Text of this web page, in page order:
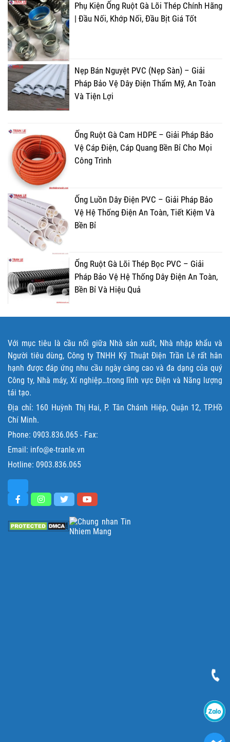
Phụ Kiện Ống Ruột Gà Lõi Thép Chính Hãng
| Đầu Nối, Khớp Nối, Đầu Bịt Giá Tốt
Nẹp Bán Nguyệt PVC (Nẹp Sàn) – Giải
Pháp Bảo Vệ Dây Điện Thẩm Mỹ, An Toàn
Và Tiện Lợi
Ống Ruột Gà Cam HDPE – Giải Pháp Bảo
Vệ Cáp Điện, Cáp Quang Bền Bỉ Cho Mọi
Công Trình
Ống Luồn Dây Điện PVC – Giải Pháp Bảo
Vệ Hệ Thống Điện An Toàn, Tiết Kiệm Và
Bền Bỉ
Ống Ruột Gà Lõi Thép Bọc PVC – Giải
Pháp Bảo Vệ Hệ Thống Dây Điện An Toàn,
Bền Bỉ Và Hiệu Quả
Với mục tiêu là cầu nối giữa Nhà sản xuất, Nhà nhập khẩu và
Người tiêu dùng, Công ty TNHH Kỹ Thuật Điện Trần Lê rất hân
hạnh được đáp ứng nhu cầu ngày càng cao và đa dạng của quý
Công ty, Nhà máy, Xí nghiệp…trong lĩnh vực Điện và Năng lượng
tái tạo.
Địa chỉ: 160 Huỳnh Thị Hai, P. Tân Chánh Hiệp, Quận 12, TP.Hồ
Chí Minh.
Phone: 0903.836.065 - Fax:
Email: info@e-tranle.vn
Hotline: 0903.836.065